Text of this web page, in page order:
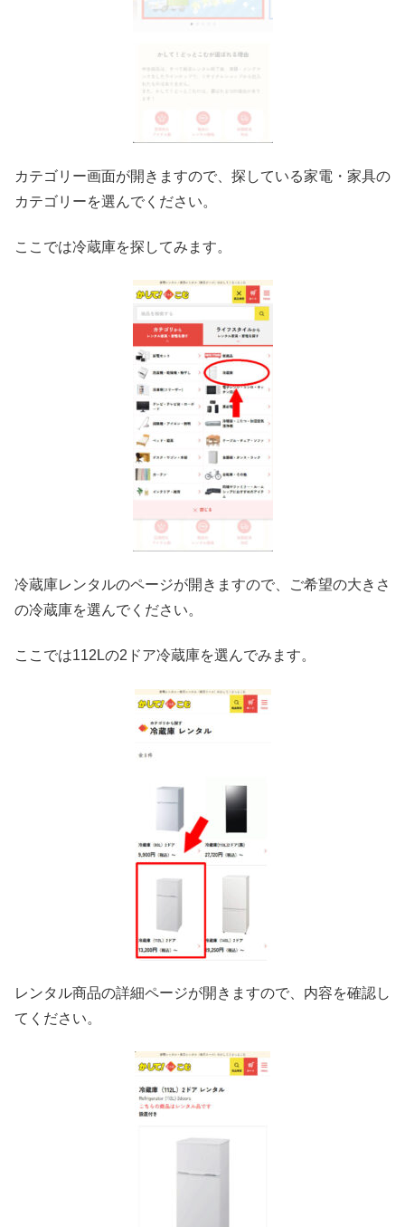
カテゴリー画面が開きますので、探している家電・家具の
カテゴリーを選んでください。
ここでは冷蔵庫を探してみます。
冷蔵庫レンタルのページが開きますので、ご希望の大きさ
の冷蔵庫を選んでください。
ここでは112Lの2ドア冷蔵庫を選んでみます。
レンタル商品の詳細ページが開きますので、内容を確認し
てください。